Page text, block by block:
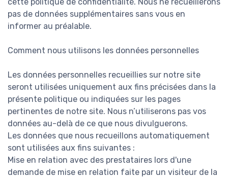
pas de données supplémentaires sans vous en
informer au préalable.
Comment nous utilisons les données personnelles
Les données personnelles recueillies sur notre site
seront utilisées uniquement aux fins précisées dans la
présente politique ou indiquées sur les pages
pertinentes de notre site. Nous n’utiliserons pas vos
données au-delà de ce que nous divulguerons.
Les données que nous recueillons automatiquement
sont utilisées aux fins suivantes :
Mise en relation avec des prestataires lors d'une
demande de mise en relation faite par un visiteur de la